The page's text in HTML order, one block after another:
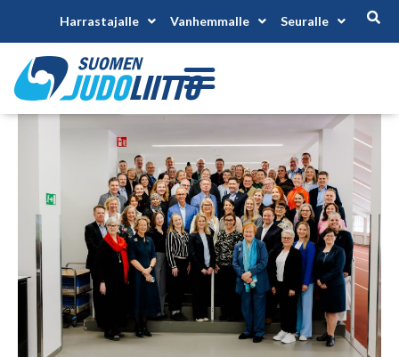
Harrastajalle Vanhemmalle Seuralle